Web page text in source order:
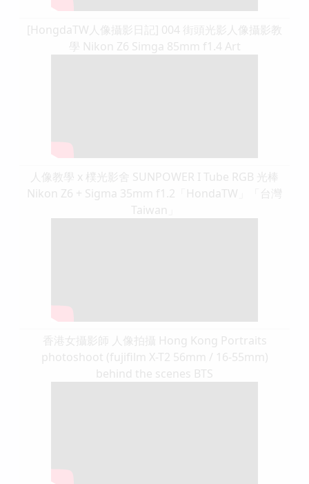
[HongdaTW人像攝影日記] 004 街頭光影人像攝影教
學 Nikon Z6 Simga 85mm f1.4 Art
人像教學 x 樸光影舍 SUNPOWER I Tube RGB 光棒
Nikon Z6 + Sigma 35mm f1.2「HondaTW」「台灣
Taiwan」
香港女攝影師 人像拍攝 Hong Kong Portraits
photoshoot (fujifilm X-T2 56mm / 16-55mm)
behind the scenes BTS